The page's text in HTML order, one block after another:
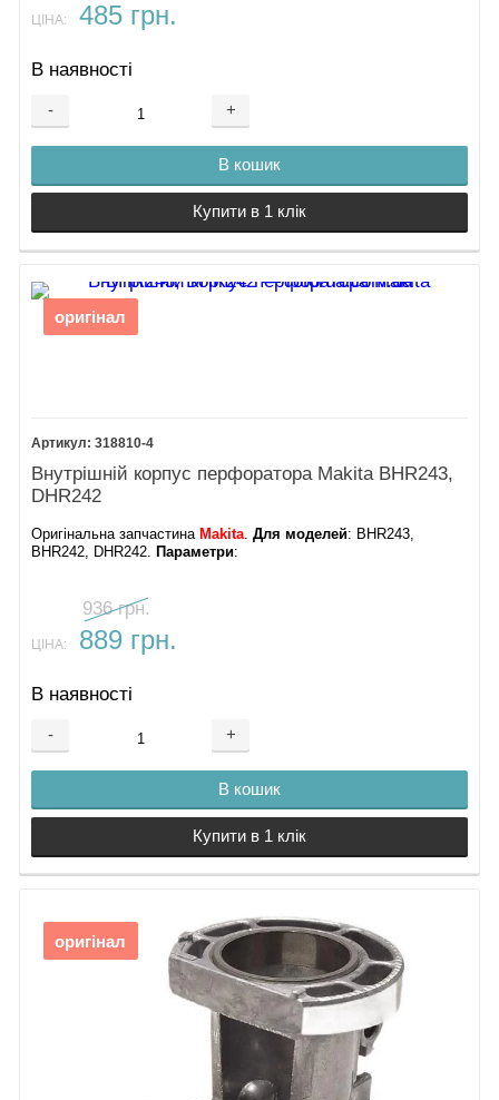
ЦІНА: 485 грн.
В наявності
- +
В кошик
Купити в 1 клік
оригінал
318810-4
Внутрішній корпус перфоратора Makita BHR243,
DHR242
Оригінальна запчастина Makita .Для моделей: BHR243,
BHR242, DHR242.
Параметри:
936 грн.
ЦІНА: 889 грн.
В наявності
- +
В кошик
Купити в 1 клік
оригінал